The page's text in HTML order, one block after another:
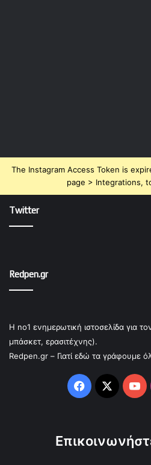
The Instagram Access Token is
page > Integrations,
Twitter
Redpen.gr
Η no1 ενημερωτική ιστοσελίδα για
μπάσκετ, ερασιτέχνης).
Redpen.gr – Γιατί εδώ τα γράφουμε
Facebook
X